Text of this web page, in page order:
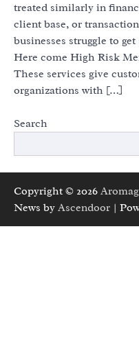
treated similarly in
client base, or
businesses struggle to
Here come High Risk
These services give
organizations with […]
Search
Copyright © 2026
News by Ascendoor |